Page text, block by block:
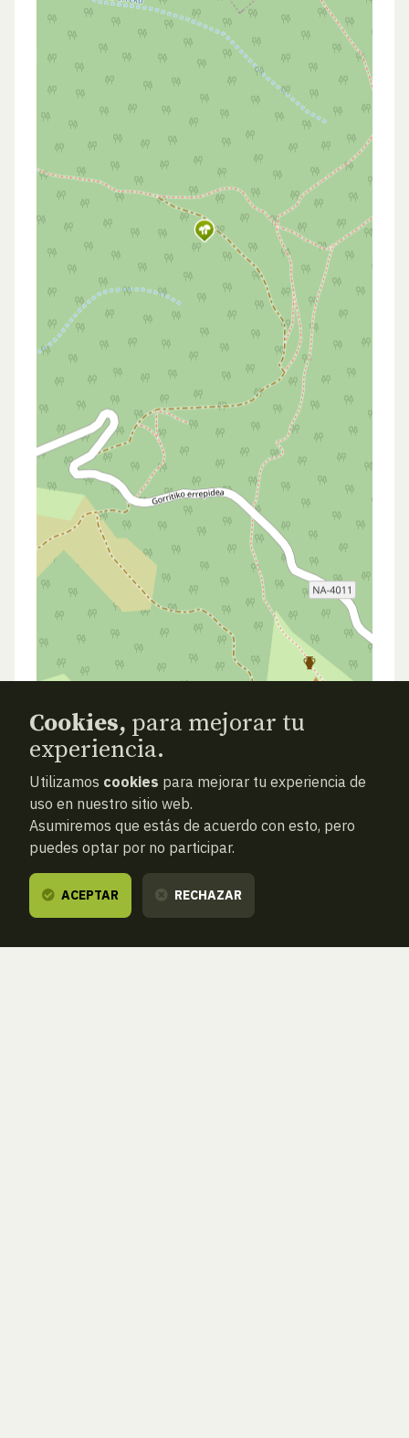
ANTERIOR
Cookies, para mejorar tu
experiencia.
Utilizamos cookies para mejorar tu experiencia de
uso en nuestro sitio web.
Asumiremos que estás de acuerdo con esto, pero
puedes optar por no participar.
ACEPTAR RECHAZAR